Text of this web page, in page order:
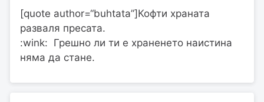
[quote author=“buhtata”]Кофти храната
разваля пресата.
:wink: Грешно ли ти е храненето наистина
няма да стане.